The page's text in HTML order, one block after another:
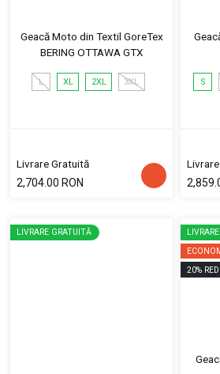
Geacă Moto din Textil GoreTex
BERING OTTAWA GTX
L XL 2XL 3XL
Livrare Gratuită
2,704.00 RON
S
LIVRARE GRATUITĂ
20%